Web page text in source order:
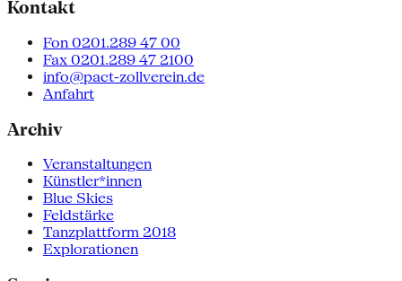
Kontakt
Fon 0201.289 47 00
Fax 0201.289 47 2100
info@pact-zollverein.de
Anfahrt
Archiv
Veranstaltungen
Künstler*innen
Blue Skies
Feldstärke
Tanzplattform 2018
Explorationen